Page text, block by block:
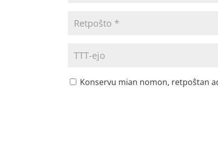
Konservu mian nomon, retpoŝtan